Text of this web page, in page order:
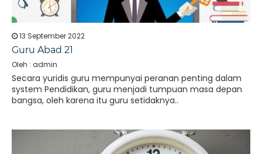
13 September 2022
Guru Abad 21
Oleh : admin
Secara yuridis guru mempunyai peranan penting dalam
system Pendidikan, guru menjadi tumpuan masa depan
bangsa, oleh karena itu guru setidaknya..